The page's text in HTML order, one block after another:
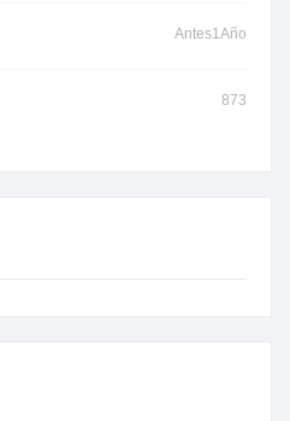
Antes1Año
873